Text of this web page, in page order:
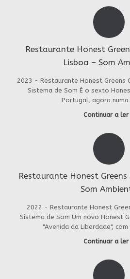
Restaurante Honest
Lisboa – Som
2023 - Restaurante Honest Greens
Sistema de Som É o sexto
Portugal, agora
Continuar a ler
Restaurante Honest
Som
2022 - Restaurante Honest
Sistema de Som Um novo Honest
"Avenida da Liberdade",
Continuar a ler